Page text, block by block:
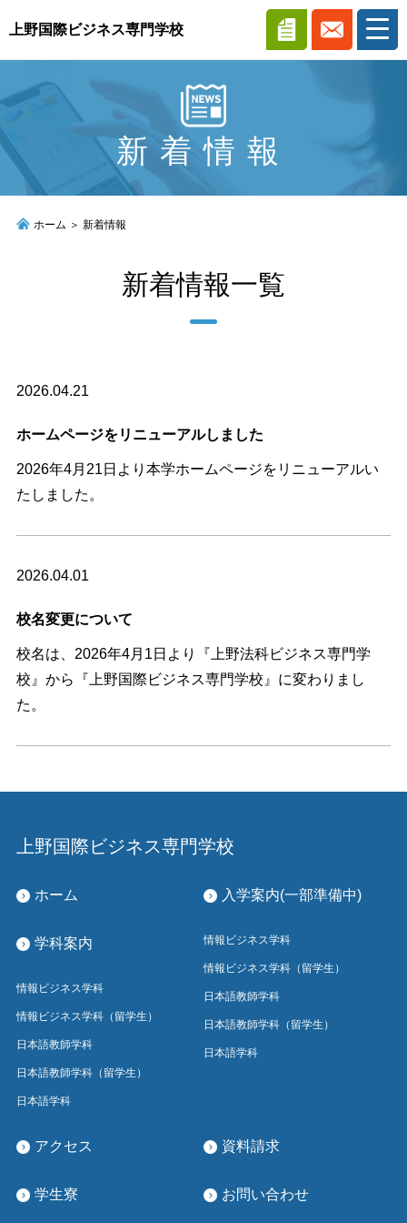
上野国際ビジネス専門学校
ホーム
学科案内
入学案内
個人情報保護方針
新着情報
ホーム ＞ 新着情報
新着情報一覧
2026.04.21
ホームページをリニューアルしました
2026年4月21日より本学ホームページをリニューアルい
たしました。
2026.04.01
校名変更について
校名は、2026年4月1日より『上野法科ビジネス専門学
校』から『上野国際ビジネス専門学校』に変わりまし
た。
上野国際ビジネス専門学校
ホーム
学科案内
情報ビジネス学科
情報ビジネス学科（留学生）
日本語教師学科
日本語教師学科（留学生）
日本語学科
入学案内(一部準備中)
情報ビジネス学科
情報ビジネス学科（留学生）
日本語教師学科
日本語教師学科（留学生）
日本語学科
アクセス
学生寮
資料請求
お問い合わせ